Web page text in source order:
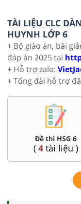
TÀI LIỆU CLC
HUYNH LỚP 6
+ Bộ giáo án, bài
đáp án 2025 tại
+ Hỗ trợ zalo:
+ Tổng đài hỗ trợ
Đề thi HSG 6
( 4tài liệu )